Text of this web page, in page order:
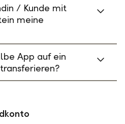
/ Kunde mit
meine
App auf ein